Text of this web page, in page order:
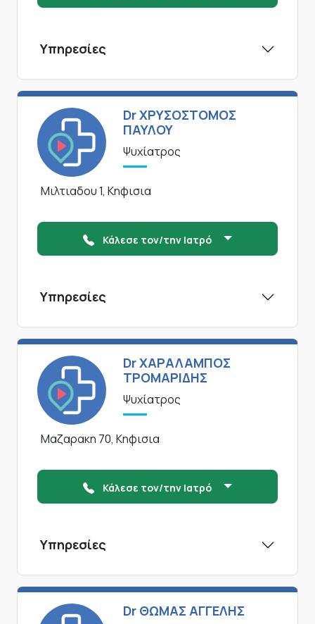
Υπηρεσίες
Dr ΧΡΥΣΟΣΤΟΜΟΣ
ΠΑΥΛΟΥ
Ψυχίατρος
Μιλτιαδου 1, Κηφισια
Κάλεσε τον/την Ιατρό
Υπηρεσίες
Dr ΧΑΡΑΛΑΜΠΟΣ
ΤΡΟΜΑΡΙΔΗΣ
Ψυχίατρος
Μαζαρακη 70, Κηφισια
Κάλεσε τον/την Ιατρό
Υπηρεσίες
Dr ΘΩΜΑΣ ΑΓΓΕΛΗΣ